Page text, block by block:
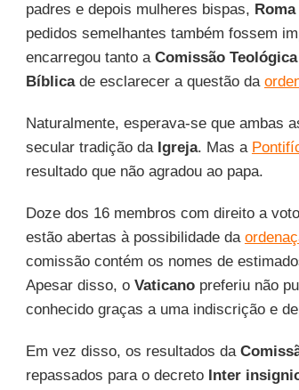
padres e depois mulheres bispas, Roma
pedidos semelhantes também fossem
encarregou tanto a Comissão
Bíblicade esclarecer a questão da
Naturalmente, esperava-se que ambas
secular tradição da Igreja. Mas a
resultado que não agradou ao papa.
Doze dos 16 membros com direito a
estão abertas à possibilidade da
comissão contém os nomes de
Apesar disso, o Vaticanopreferiu não
conhecido graças a uma indiscrição e
Em vez disso, os resultados da
repassados para o decreto Inter